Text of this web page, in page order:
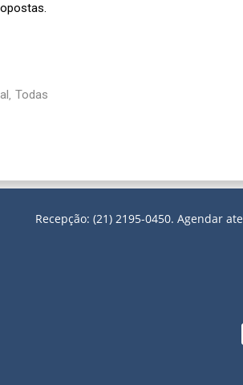
, Todas
Recepção: (21) 2195-0450. Agendar